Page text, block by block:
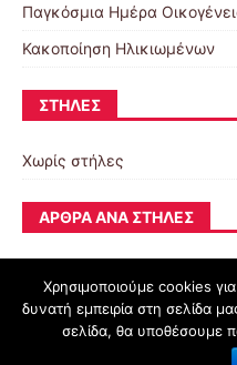
Παγκόσμια Ημέρα
Κακοποίηση Ηλικιωμένων
ΣΤΉΛΕΣ
Χωρίς στήλες
ΆΡΘΡΑ ΑΝΆ ΣΤΉΛΕΣ
Χρησιμοποιούμε cookies
δυνατή εμπειρία στη σελίδα
σελίδα, θα υποθέσουμε